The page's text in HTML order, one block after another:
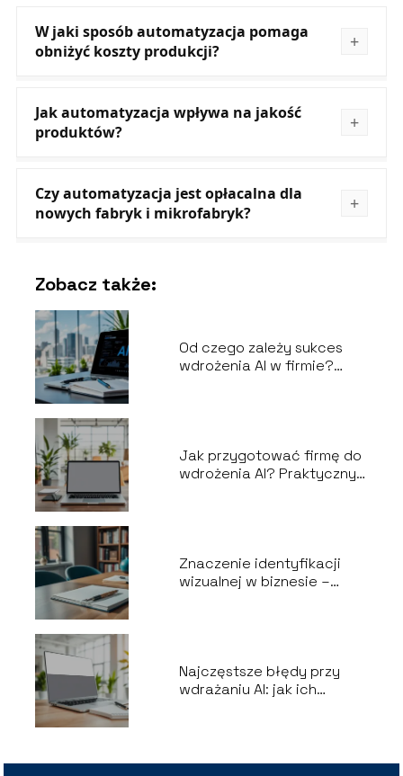
W jaki sposób automatyzacja pomaga
obniżyć koszty produkcji?
Jak automatyzacja wpływa na jakość
produktów?
Czy automatyzacja jest opłacalna dla
nowych fabryk i mikrofabryk?
Zobacz także:
Od czego zależy sukces
wdrożenia AI w firmie?
Jak przygotować firmę do
wdrożenia AI? Praktyczny
Znaczenie identyfikacji
wizualnej w biznesie –
Najczęstsze błędy przy
wdrażaniu AI: jak ich